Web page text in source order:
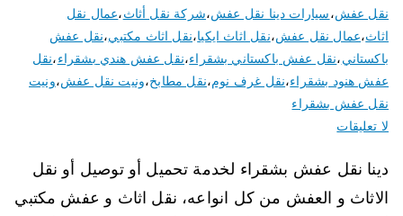
نقل عفش،سيارات دينا نقل عفش،شركة نقل أثاث،عمال نقل
اثاث،عمال نقل عفش،نقل اثاث ايكيا،نقل اثاث مكتبي،نقل عفش
باكستاني،نقل عفش باكستاني بشقراء،نقل عفش هندي بشقراء،نقل
عفش هنود بشقراء،نقل غرف نوم،نقل مطابخ،ونيت نقل عفش،ونيت
نقل عفش بشقراء
لا تعليقات
دينا نقل عفش بشقراء لخدمة تحميل أو توصيل أو نقل
الاثاث و العفش من كل انواعه، نقل اثاث و عفش مكتبي